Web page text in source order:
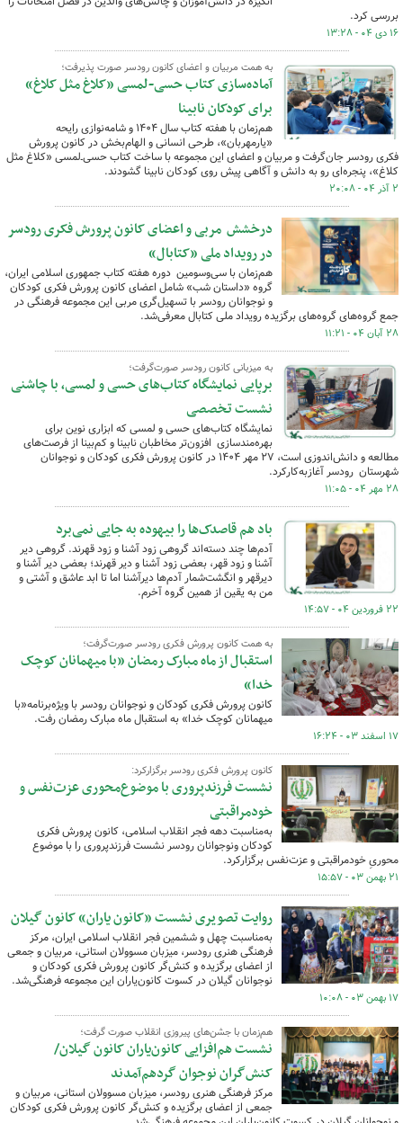
بررسی کرد.
۱۶ دی ۰۴ - ۱۳:۲۸
به همت مربیان و اعضای کانون رودسر صورت پذیرفت؛
آماده‌سازی کتاب حسی-‌لمسی «کلاغ مثل کلاغ»
برای کودکان نابینا
هم‌زمان با هفته کتاب سال ۱۴۰۴ و شامه‌نوازی رایحه‌
«یارمهربان»، طرحی انسانی و الهام‌بخش در کانون پرورش
فکری رودسر جان‌گرفت و مربیان و اعضای این مجموعه با ساخت کتاب حسی‌ـ‌لمسی «کلاغ مثل
کلاغ»، پنجره‌ای رو به دانش و آگاهی پیش روی کودکان نابینا گشودند.
۲ آذر ۰۴ - ۲۰:۰۸
درخشش مربی و اعضای کانون پرورش فکری رودسر
در رویداد ملی «کتابال»
هم‌زمان با سی‌وسومین دوره هفته کتاب جمهوری اسلامی ایران،
گروه «داستان شب» شامل اعضای کانون پرورش فکری کودکان
و نوجوانان رودسر با تسهیل‌گری مربی این مجموعه فرهنگی در
جمع گروه‌های گروه‌های برگزیده رویداد ملی کتابال معرفی‌شد.
۲۸ آبان ۰۴ - ۱۱:۲۱
به میزبانی کانون رودسر صورت‌گرفت؛
برپایی نمایشگاه کتاب‌های حسی و لمسی، با چاشنی
نشست تخصصی
نمایشگاه کتاب‌های حسی و لمسی که ابزاری نوین برای
بهره‌مندسازی افزون‌تر مخاطبان نابینا و کم‌بینا از فرصت‌های
مطالعه و دانش‌اندوزی است، ۲۷ مهر ۱۴۰۴ در کانون پرورش فکری کودکان و نوجوانان
شهرستان رودسر آغازبه‌کارکرد.
۲۸ مهر ۰۴ - ۱۱:۰۵
باد هم قاصدک‌ها را بیهوده به جایی نمی‌برد
آدم‌ها چند دسته‌اند گروهی زود آشنا و زود قهرند. گروهی دیر
آشنا و زود قهر، بعضی زود آشنا و دیر قهرند؛ بعضی دیر آشنا و
دیرقهر و انگشت‌شمار آدم‌ها دیرآشنا اما تا ابد عاشق و آشتی و
من به یقین از همین گروه آخرم.
۲۲ فروردین ۰۴ - ۱۴:۵۷
به همت کانون پرورش فکری رودسر صورت‌گرفت؛
استقبال از ماه مبارک رمضان «با میهمانان کوچک
خدا»
کانون پرورش فکری کودکان و نوجوانان رودسر با ویژه‌برنامه«با
میهمانان کوچک خدا» به استقبال ماه مبارک رمضان رفت.
۱۷ اسفند ۰۳ - ۱۶:۲۴
کانون پرورش فکری رودسر برگزارکرد:
نشست فرزندپروری با موضوع‌محوری عزت‌نفس و
خودمراقبتی
به‌مناسبت دهه فجر انقلاب اسلامی، کانون پرورش فکری
کودکان ونوجوانان رودسر نشست فرزندپروری را با موضوع
محوریِ خودمراقبتی و عزت‌نفس برگزارکرد.
۲۱ بهمن ۰۳ - ۱۵:۵۷
روایت تصویری نشست «کانون یاران» کانون گیلان
به‌مناسبت چهل و ششمین فجر انقلاب اسلامی ایران، مرکز
فرهنگی هنری رودسر، میزبان مسوولان استانی، مربیان و جمعی
از اعضای برگزیده و کنش‌گر کانون پرورش فکری کودکان و
نوجوانان گیلان در کسوت کانون‌یاران این مجموعه فرهنگی‌شد.
۱۷ بهمن ۰۳ - ۱۰:۰۸
هم‌زمان با جشن‌های پیروزی انقلاب صورت گرفت؛
نشست هم‌افزایی کانون‌یاران کانون گیلان/
کنش‌گران نوجوان گردهم‌آمدند
مرکز فرهنگی هنری رودسر، میزبان مسوولان استانی، مربیان و
جمعی از اعضای برگزیده و کنش‌گر کانون پرورش فکری کودکان